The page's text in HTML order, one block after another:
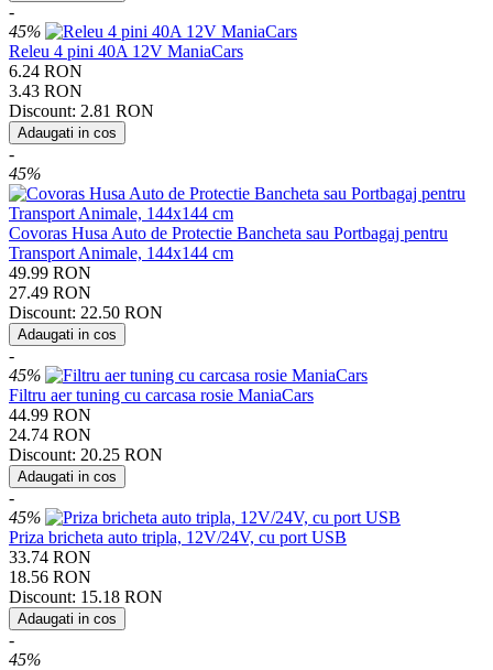
-
45%
Releu 4 pini 40A 12V ManiaCars
6.24 RON
3.43 RON
Discount: 2.81 RON
Adaugati in cos
-
45%
Covoras Husa Auto de Protectie Bancheta sau Portbagaj pentru
Transport Animale, 144x144 cm
49.99 RON
27.49 RON
Discount: 22.50 RON
Adaugati in cos
-
45%
Filtru aer tuning cu carcasa rosie ManiaCars
44.99 RON
24.74 RON
Discount: 20.25 RON
Adaugati in cos
-
45%
Priza bricheta auto tripla, 12V/24V, cu port USB
33.74 RON
18.56 RON
Discount: 15.18 RON
Adaugati in cos
-
45%